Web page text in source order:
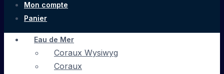
Mon compte
Panier
Eau de Mer
Coraux Wysiwyg
Coraux